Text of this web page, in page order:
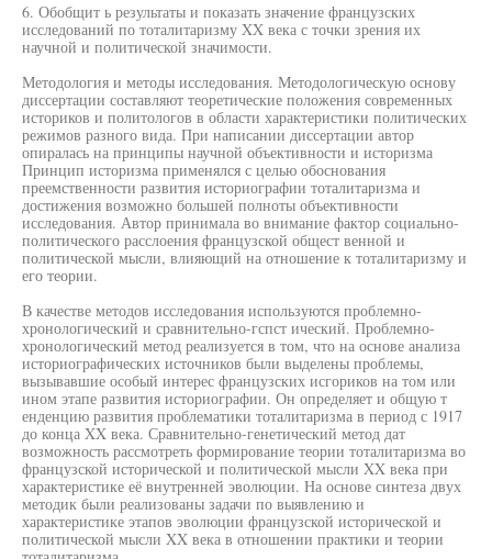
6. Обобщит ь результаты и показать значение французских
исследований по тоталитаризму XX века с точки зрения их
научной и политической значимости.
Методология и методы исследования. Методологическую основу
диссертации составляют теоретические положения современных
историков и политологов в области характеристики политических
режимов разного вида. При написании диссертации автор
опиралась на принципы научной объективности и историзма
Принцип историзма применялся с целью обоснования
преемственности развития историографии тоталитаризма и
достижения возможно большей полноты объективности
исследования. Автор принимала во внимание фактор социально-
политического расслоения французской общест венной и
политической мысли, влияющий на отношение к тоталитаризму и
его теории.
В качестве методов исследования используются проблемно-
хронологический и сравнительно-гспст ический. Проблемно-
хронологический метод реализуется в том, что на основе анализа
историографических источников были выделены проблемы,
вызывавшие особый интерес французских исгориков на том или
ином этапе развития историографии. Он определяет и общую т
енденцию развития проблематики тоталитаризма в период с 1917
до конца XX века. Сравнительно-генетический метод дат
возможность рассмотреть формирование теории тоталитаризма во
французской исторической и политической мысли XX века при
характеристике её внутренней эволюции. На основе синтеза двух
методик были реализованы задачи по выявлению и
характеристике этапов эволюции французской исторической и
политической мысли XX века в отношении практики и теории